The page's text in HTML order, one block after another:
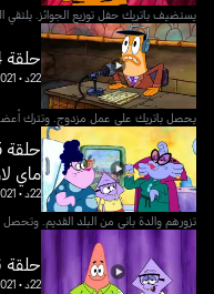
يستضيف باتريك حفل توزيع الجوائز. يلتقي
حلقة 24 • ستانتينغ/ أولي أولي أورغان فري
22د •
يحصل باتريك على عمل مزدوج. وتترك
ماي
22د •
تزورهم والدة باني من البلد القديم. وتحصل
حلقة 26 • بابل باس ريفيوز/ باتريكز بريزن بالز
22د •